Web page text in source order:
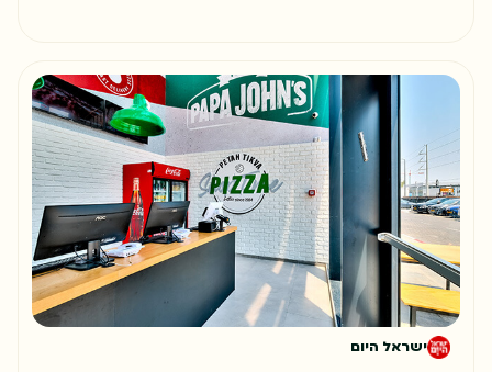
שלב 7
הכנות אחרונות לפתיחה
ישראל היום